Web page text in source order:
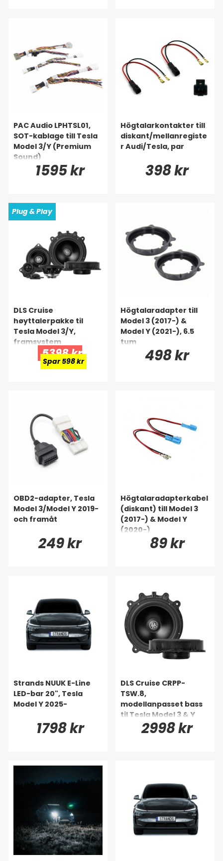
PAC Audio LPHTSL01,
SOT-kablage till Tesla
Model 3/Y (Premium
Sound)
1595 kr
Högtalarkontakter till
diskant/mellanregiste
r Audi/Tesla, par
398 kr
Plug & Play
DLS Cruise
høyttalerpakke til
Tesla Model 3/Y,
framsystem
5398 kr
Spar 598 kr
Högtalaradapter till
Model 3 (2017-) &
Model Y (2021-), 6.5
tum
498 kr
OBD2-adapter, Tesla
Model 3/Model Y 2019-
och framåt
249 kr
Högtalaradapterkabel
(diskant) till Model 3
(2017-) & Model Y
(2020-)
89 kr
Strands NUUK E-Line
LED-bar 20", Tesla
Model Y 2025-
1798 kr
DLS Cruise CRPP-
TSW.8,
modellanpasset bass
til Tesla Model 3 & Y
2998 kr